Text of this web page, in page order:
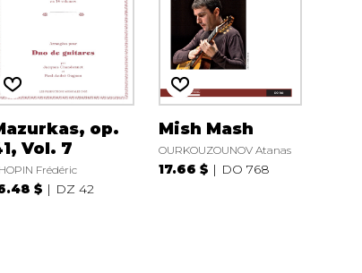
op.
Vol. 7
Frédéric
$ DZ 42
Mish Mash
OURKOUZOUNOV Atanas
17.66 $ DO 768